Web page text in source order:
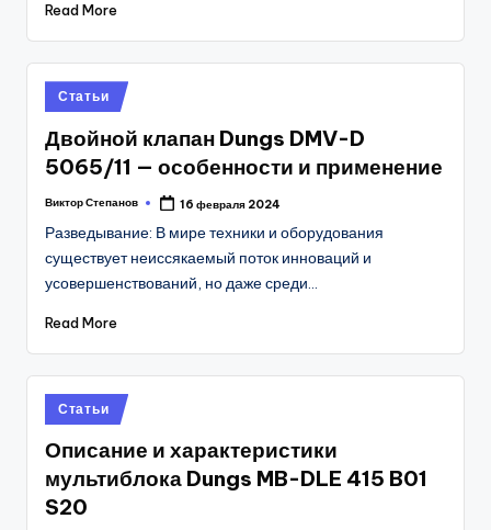
Read More
Posted
in
Статьи
Двойной клапан Dungs DMV-D
5065/11 — особенности и применение
Posted
Виктор Степанов 16 февраля 2024
Разведывание: В мире техники и оборудования
существует неиссякаемый поток инноваций и
усовершенствований, но даже среди…
Read More
Posted
in
Статьи
Описание и характеристики
мультиблока Dungs MB-DLE 415 B01
S20